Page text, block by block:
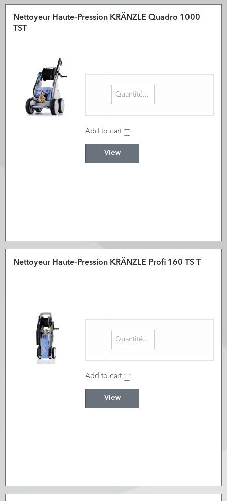
Nettoyeur Haute-Pression KRÄNZLE Quadro 1000
TST
Add to cart
View
Nettoyeur Haute-Pression KRÄNZLE Profi 160 TS T
Add to cart
View